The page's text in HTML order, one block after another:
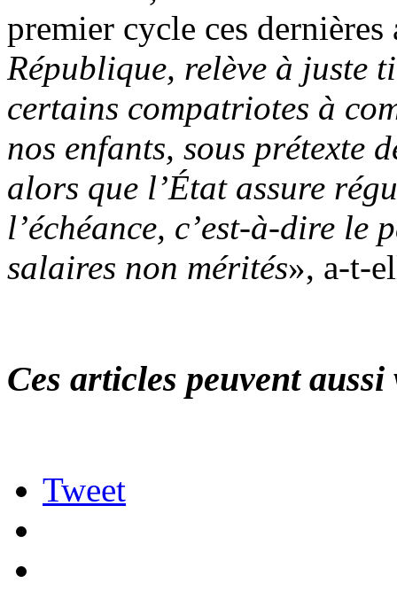
premier cycle ces dernières
République, relève à juste
certains compatriotes à
nos enfants, sous prétexte
alors que l’État assure
l’échéance, c’est-à-dire le
salaires non mérités», a-t-
Ces articles peuvent
Tweet